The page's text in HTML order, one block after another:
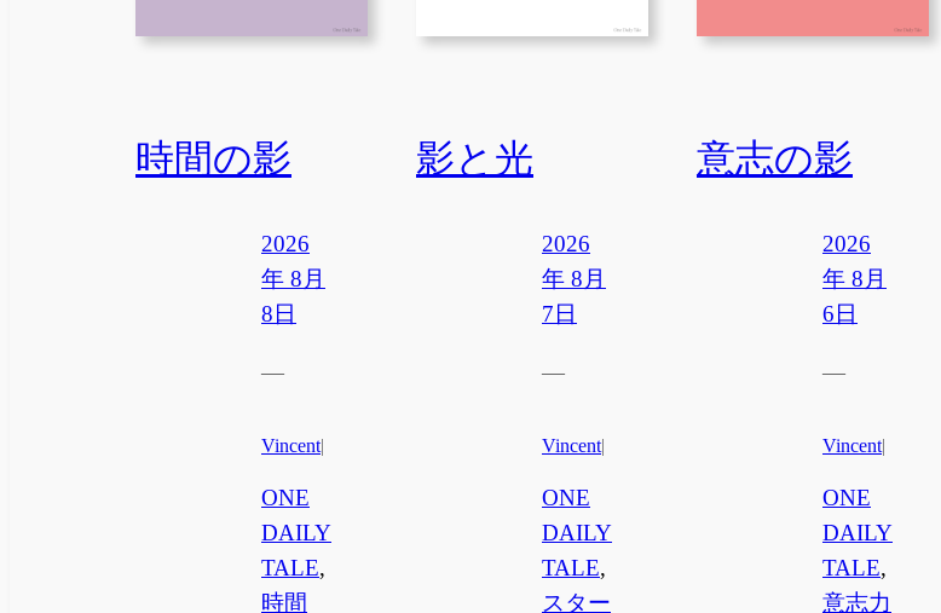
時間の影
2026
年 8月
8日
—
Vincent|
ONE
DAILY
TALE
時間
影と光
2026
年 8月
7日
—
Vincent|
ONE
DAILY
TALE
スター
意志の影
2026
年 8月
6日
—
Vincent|
ONE
DAILY
TALE
意志力